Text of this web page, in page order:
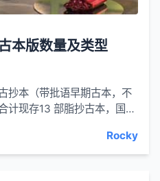
本版数量及类型
抄本（带批语早期古本，不
计现存13 部脂抄古本，国内
Rocky